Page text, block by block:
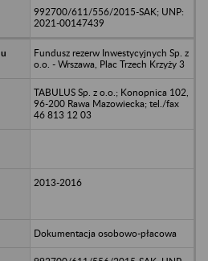
992700/611/556/2015-SAK; UNP:
2021-00147439
Fundusz rezerw Inwestycyjnych Sp. z
o.o. - Wrszawa, Plac Trzech Krzyży 3
TABULUS Sp. z o.o.; Konopnica 102,
96-200 Rawa Mazowiecka; tel./fax
46 813 12 03
2013-2016
Dokumentacja osobowo-płacowa